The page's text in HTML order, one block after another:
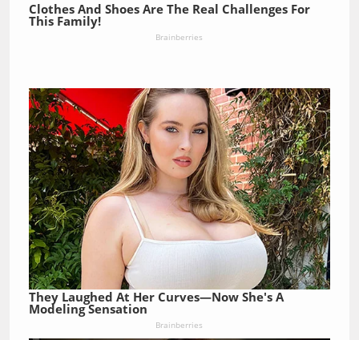
Clothes And Shoes Are The Real Challenges For
This Family!
Brainberries
They Laughed At Her Curves—Now She's A
Modeling Sensation
Brainberries